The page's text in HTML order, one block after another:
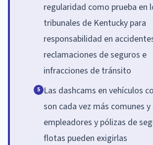
regularidad como prueba en
tribunales de Kentucky para
responsabilidad en
reclamaciones de seguros e
infracciones de tránsito
5 Las dashcams en vehículos
son cada vez más comunes
empleadores y pólizas de
flotas pueden exigirlas